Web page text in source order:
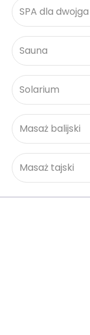
SPA dla dwojga
Sauna
Solarium
Masaż balijski
Masaż tajski